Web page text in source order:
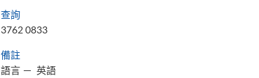
查詢
3762 0833
備註
語言 － 英語